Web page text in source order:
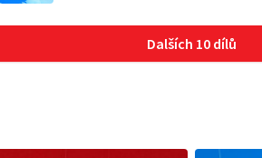
Dalších 10 dílů